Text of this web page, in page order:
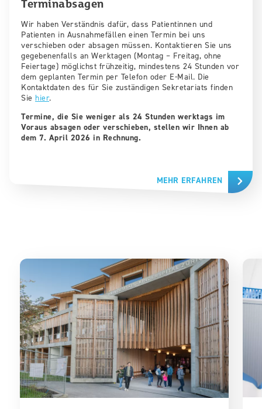
Terminabsagen
Wir haben Verständnis dafür, dass Patientinnen und
Patienten in Ausnahmefällen einen Termin bei uns
verschieben oder absagen müssen. Kontaktieren Sie uns
gegebenenfalls an Werktagen (Montag – Freitag, ohne
Feiertage) möglichst frühzeitig, mindestens 24 Stunden vor
dem geplanten Termin per Telefon oder E-Mail. Die
Kontaktdaten des für Sie zuständigen Sekretariats finden
Sie hier.
Termine, die Sie weniger als 24 Stunden werktags im
Voraus absagen oder verschieben, stellen wir Ihnen ab
dem 7. April 2026 in Rechnung.
MEHR ERFAHREN